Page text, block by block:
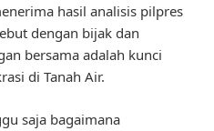
hasil analisis pilpres
dengan bijak dan
bersama adalah kunci
di Tanah Air.
saja bagaimana